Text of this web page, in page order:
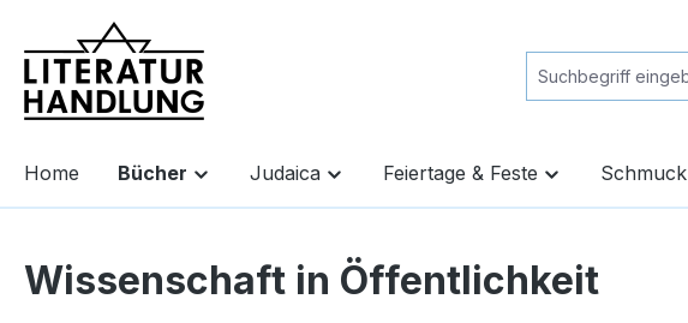
Zur Hauptnavigation springen
Home Bücher Judaica Feiertage & Feste Schmuck
Wissenschaft in Öffentlichkeit